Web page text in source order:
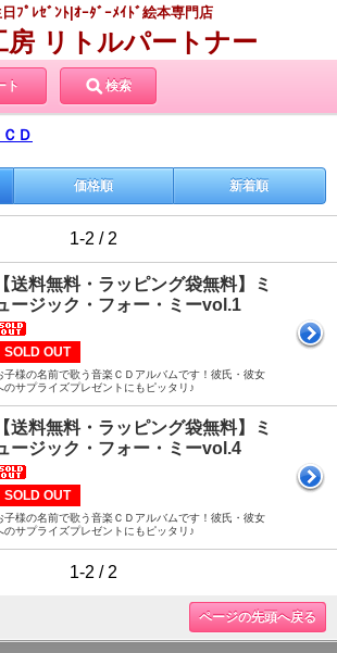
ﾌﾟﾚｾﾞﾝﾄ|ｵｰﾀﾞｰﾒｲﾄﾞ絵本専門店
房 リトルパートナー
ト 検索
Ｄ
価格順 新着順
1-2 / 2
【送料無料・ラッピング袋無料】ミ
ージック・フォー・ミーvol.1
SOLD OUT
子様の名前で歌う音楽ＣＤアルバムです！彼氏・彼女
のサプライズプレゼントにもピッタリ♪
【送料無料・ラッピング袋無料】ミ
ージック・フォー・ミーvol.4
SOLD OUT
子様の名前で歌う音楽ＣＤアルバムです！彼氏・彼女
のサプライズプレゼントにもピッタリ♪
1-2 / 2
ページの先頭へ戻る